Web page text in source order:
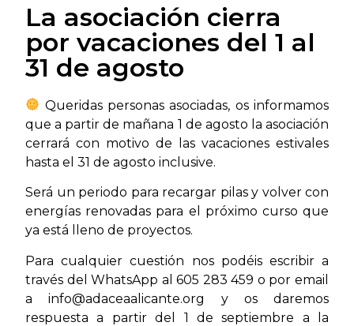
La asociación cierra
por vacaciones del 1 al
31 de agosto
Queridas personas asociadas, os informamos
que a partir de mañana 1 de agosto la asociación
cerrará con motivo de las vacaciones estivales
hasta el 31 de agosto inclusive.
Será un periodo para recargar pilas y volver con
energías renovadas para el próximo curso que
ya está lleno de proyectos.
Para cualquier cuestión nos podéis escribir a
través del WhatsApp al 605 283 459 o por email
a info@adaceaalicante.org y os daremos
respuesta a partir del 1 de septiembre a la